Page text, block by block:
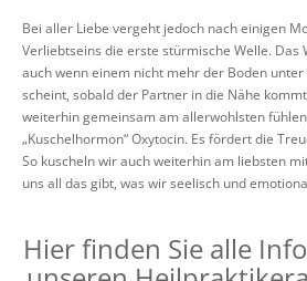
Bei aller Liebe vergeht jedoch nach einigen
Verliebtseins die erste stürmische Welle. Das
auch wenn einem nicht mehr der Boden unter
scheint, sobald der Partner in die Nähe
weiterhin gemeinsam am allerwohlsten
„Kuschelhormon“ Oxytocin. Es fördert die
So kuscheln wir auch weiterhin am liebsten
uns all das gibt, was wir seelisch und
Hier finden Sie alle